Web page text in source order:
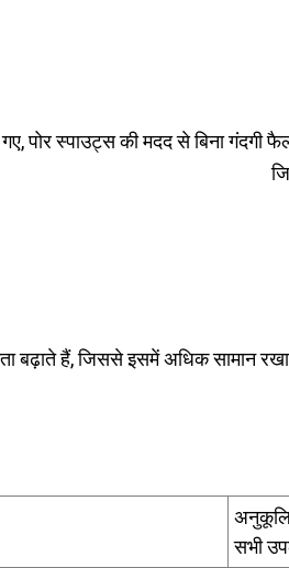
पोर स्पाउट्स की मदद से बिना गंदगी
बढ़ाते हैं, जिससे इसमें अधिक सामान
सभी